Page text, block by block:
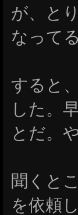
が、と
なって
すると
した。
とだ。
聞くと
を依頼